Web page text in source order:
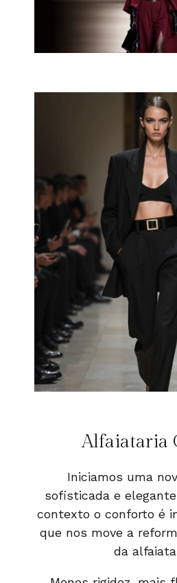
Alfaiataria
Iniciamos uma
sofisticada e
contexto o conforto é
que nos move a
da